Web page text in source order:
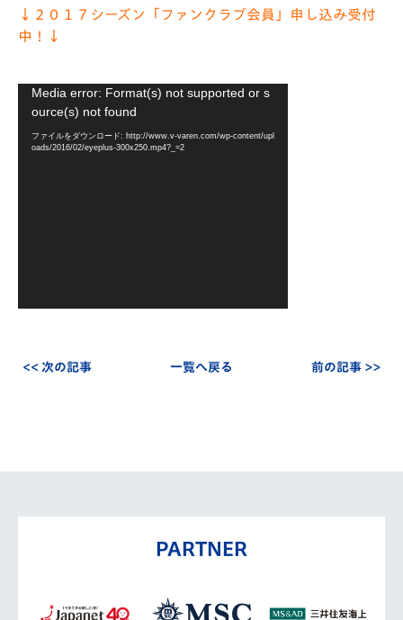
↓２０１７シーズン「ファンクラブ会員」申し込み受付
中！↓
Media error: Format(s) not supported or s
ource(s) not found
ファイルをダウンロード: http://www.v-varen.com/wp-content/upl
oads/2016/02/eyeplus-300x250.mp4?_=2
<< 次の記事 一覧へ戻る 前の記事 >>
PARTNER